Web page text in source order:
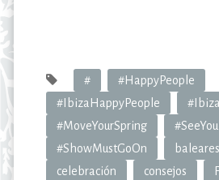
#
#HappyPeople
#IbizaHappyPeople
#MoveYourSpring
#ShowMustGoOn
baleares
celebración
consejos